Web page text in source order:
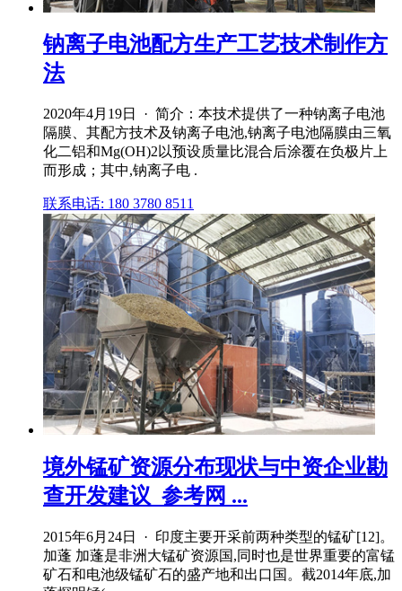
钠离子电池配方生产工艺技术制作方
法
2020年4月19日 · 简介：本技术提供了一种钠离子电池
隔膜、其配方技术及钠离子电池,钠离子电池隔膜由三氧
化二铝和Mg(OH)2以预设质量比混合后涂覆在负极片上
而形成；其中,钠离子电 .
联系电话: 180 3780 8511
境外锰矿资源分布现状与中资企业勘
查开发建议_参考网 ...
2015年6月24日 · 印度主要开采前两种类型的锰矿[12]。
加蓬 加蓬是非洲大锰矿资源国,同时也是世界重要的富锰
矿石和电池级锰矿石的盛产地和出口国。截2014年底,加